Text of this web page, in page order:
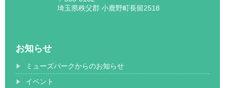
埼玉県秩父郡 小鹿野町長留2518
お知らせ
ミューズパークからのお知らせ
イベント